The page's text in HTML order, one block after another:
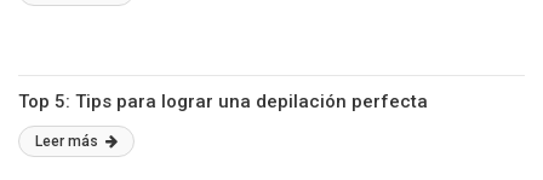
Top 5: Tips para lograr una depilación perfecta
Leer más